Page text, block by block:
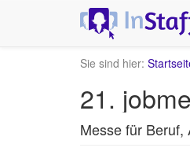
Sie sind hier:
21.
Messe für Beruf,